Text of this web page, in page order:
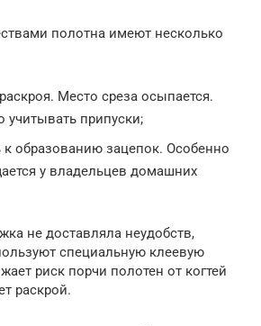
полотна имеют несколько
Место среза осыпается.
учитывать припуски;
к образованию зацепок. Особенно
у владельцев домашних
не доставляла неудобств,
специальную клеевую
риск порчи полотен от когтей
раскрой.